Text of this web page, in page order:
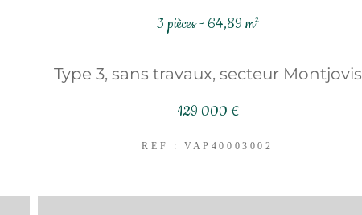
3 pièces - 64,89 m²
Type 3, sans travaux, secteur Montjovis
129 000 €
REF : VAP40003002